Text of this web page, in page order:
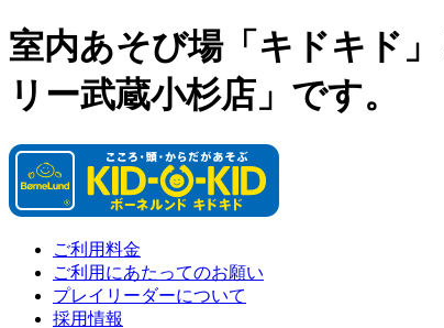
室内あそび場「キドキド
リー武蔵小杉店」です。
ご利用料金
ご利用にあたってのお願い
プレイリーダーについて
採用情報